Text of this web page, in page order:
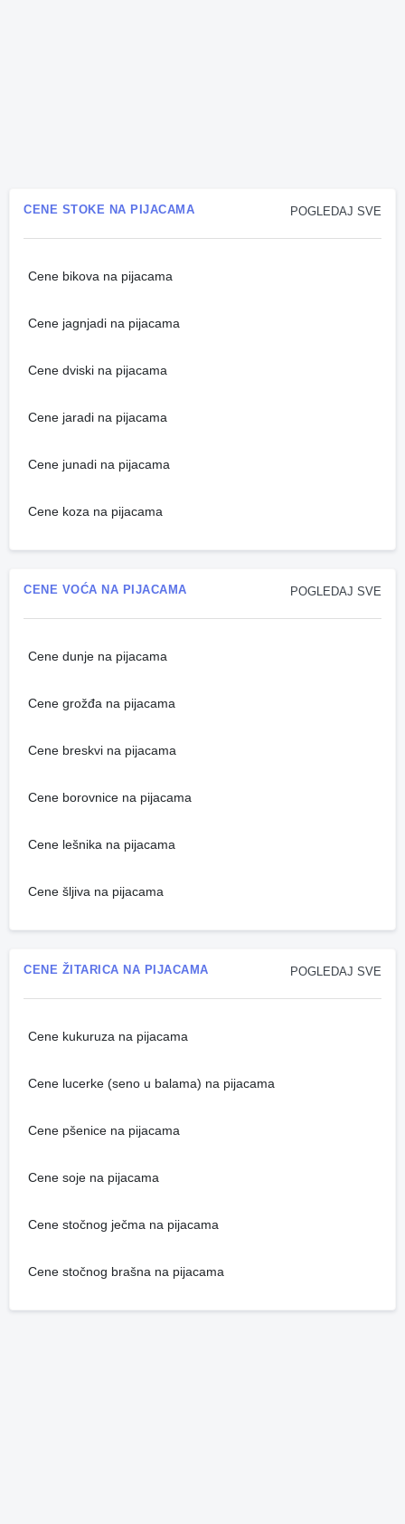
POGLEDAJ SVE
CENE STOKE NA PIJACAMA
Cene bikova na pijacama
Cene jagnjadi na pijacama
Cene dviski na pijacama
Cene jaradi na pijacama
Cene junadi na pijacama
Cene koza na pijacama
POGLEDAJ SVE
CENE VOĆA NA PIJACAMA
Cene dunje na pijacama
Cene grožđa na pijacama
Cene breskvi na pijacama
Cene borovnice na pijacama
Cene lešnika na pijacama
Cene šljiva na pijacama
POGLEDAJ SVE
CENE ŽITARICA NA PIJACAMA
Cene kukuruza na pijacama
Cene lucerke (seno u balama) na pijacama
Cene pšenice na pijacama
Cene soje na pijacama
Cene stočnog ječma na pijacama
Cene stočnog brašna na pijacama